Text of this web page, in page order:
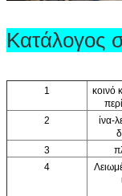
Κατάλογος
1
κοινό
2
ίνα-
3
4